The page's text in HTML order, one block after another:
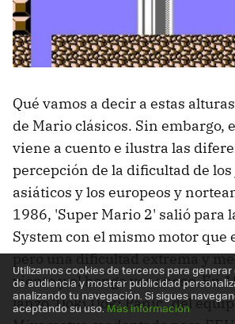
Qué vamos a decir a estas
de Mario clásicos. Sin embargo,
viene a cuento e ilustra las
percepción de la dificultad de
asiáticos y los europeos y
1986, 'Super Mario 2' salió para
System con el mismo motor que
pero una dificultad extrema y
viento y el hongo venenoso. En
lanzó 'Doki Doki Panic', del
Utilizamos cookies de terceros para
de audiencia y mostrar publicidad
analizando tu navegación. Si sigues
aceptando su uso.Más información